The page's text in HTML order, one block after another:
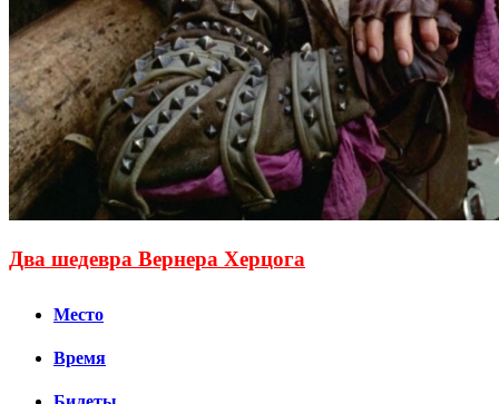
Два шедевра Вернера Херцога
Место
Время